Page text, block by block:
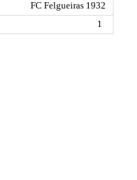
FC Felgueiras 1932
1